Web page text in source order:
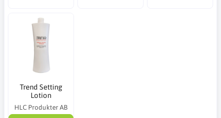
Trend Setting
Lotion
HLC Produkter AB